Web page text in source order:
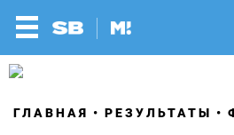
ГЛАВНАЯ РЕЗУЛЬТАТЫ